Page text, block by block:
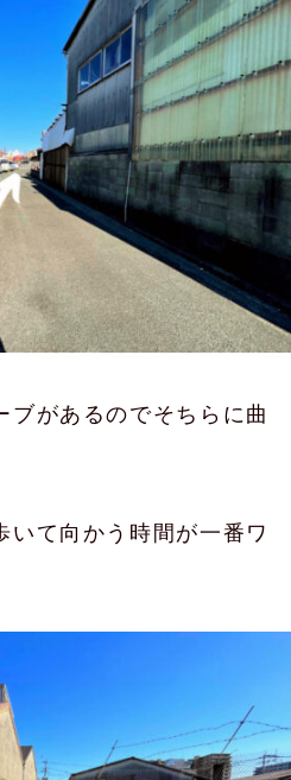
ブがあるのでそちらに曲
いて向かう時間が一番ワ